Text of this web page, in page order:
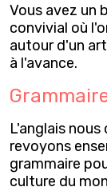
Vous avez un
convivial où
autour d'un
à l'avance.
L'anglais
revoyons
grammaire
culture du